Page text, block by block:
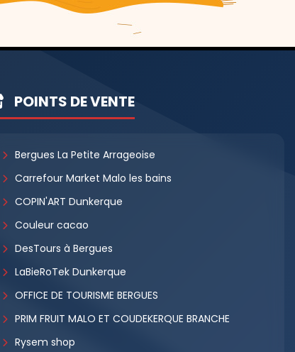
POINTS DE VENTE
Bergues La Petite Arrageoise
Carrefour Market Malo les bains
COPIN'ART Dunkerque
Couleur cacao
DesTours à Bergues
LaBieRoTek Dunkerque
OFFICE DE TOURISME BERGUES
PRIM FRUIT MALO ET COUDEKERQUE BRANCHE
Rysem shop